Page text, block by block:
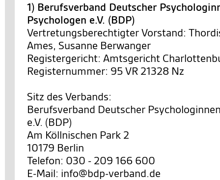
1) Berufsverband Deutscher
Psychologen e.V. (BDP)
Vertretungsberechtigter Vorstand:
Ames, Susanne Berwanger
Registergericht: Amtsgericht
Registernummer: 95 VR 21328 Nz
Sitz des Verbands:
Berufsverband Deutscher
e.V. (BDP)
Am Köllnischen Park 2
10179 Berlin
Telefon: 030 - 209 166 600
E-Mail: info@bdp-verband.de